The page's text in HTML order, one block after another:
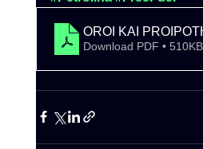
OROI KAI
Download PDF • 510KB